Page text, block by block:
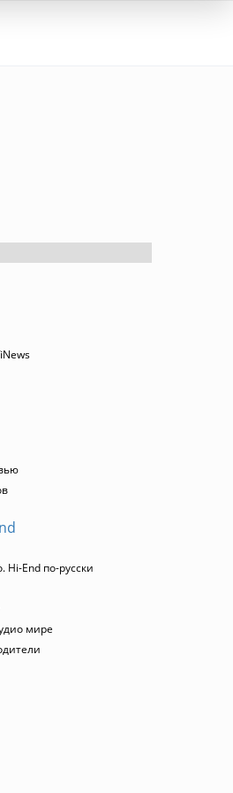
Hi-End по-русски
мире